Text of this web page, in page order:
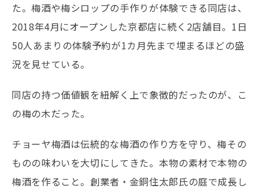
た。梅酒や梅シロップの手作りが体験できる同店は、
2018年4月にオープンした京都店に続く2店舗目。1日
50人あまりの体験予約が1カ月先まで埋まるほどの盛
況を見せている。
同店の持つ価値観を紐解く上で象徴的だったのが、こ
の梅の木だった。
チョーヤ梅酒は伝統的な梅酒の作り方を守り、梅その
ものの味わいを大切にしてきた。本物の素材で本物の
梅酒を作ること。創業者・金銅住太郎氏の庭で成長し